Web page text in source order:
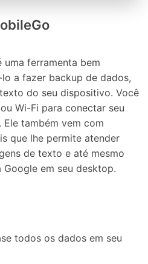
anos
seu celular
complicação
Teste Online
uma ferramenta bem
a fazer backup de dados,
do seu dispositivo. Você
Wi-Fi para conectar seu
também vem com
que lhe permite atender
de texto e até mesmo
em seu desktop.
todos os dados em seu